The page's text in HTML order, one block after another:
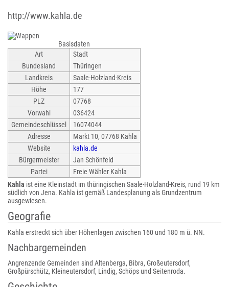
http://www.kahla.de
Basisdaten
Art
Stadt
Bundesland
Thüringen
Landkreis
Saale-Holzland-Kreis
Höhe
177
PLZ
07768
Vorwahl
036424
Gemeindeschlüssel
16074044
Adresse
Markt 10, 07768 Kahla
Website
kahla.de
Bürgermeister
Jan Schönfeld
Partei
Freie Wähler Kahla
Kahla ist eine Kleinstadt im thüringischen Saale-Holzland-Kreis, rund 19 km
südlich von Jena. Kahla ist gemäß Landesplanung als Grundzentrum
ausgewiesen.
Geografie
Kahla erstreckt sich über Höhenlagen zwischen 160 und 180 m ü. NN.
Nachbargemeinden
Angrenzende Gemeinden sind Altenberga, Bibra, Großeutersdorf,
Großpürschütz, Kleineutersdorf, Lindig, Schöps und Seitenroda.